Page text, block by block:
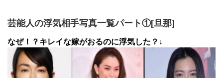
芸能人の浮気相手写真一覧パート①[旦那]
なぜ！？キレイな嫁がおるのに浮気した？↓